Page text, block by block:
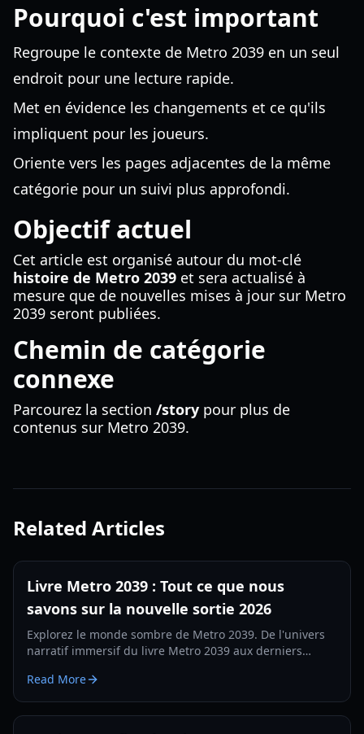
Pourquoi c'est important
Regroupe le contexte de Metro 2039 en un seul
endroit pour une lecture rapide.
Met en évidence les changements et ce qu'ils
impliquent pour les joueurs.
Oriente vers les pages adjacentes de la même
catégorie pour un suivi plus approfondi.
Objectif actuel
Cet article est organisé autour du mot-clé
histoire de Metro 2039 et sera actualisé à
mesure que de nouvelles mises à jour sur Metro
2039 seront publiées.
Chemin de catégorie
connexe
Parcourez la section /story pour plus de
contenus sur Metro 2039.
Related Articles
Livre Metro 2039 : Tout ce que nous
savons sur la nouvelle sortie 2026
Explorez le monde sombre de Metro 2039. De l'univers
narratif immersif du livre Metro 2039 aux derniers
complet.
Read More